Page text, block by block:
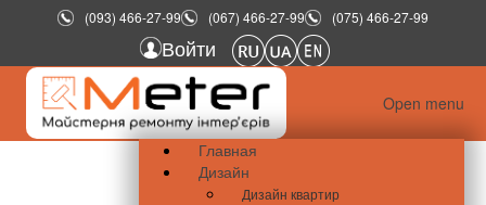
(093) 466-27-99 (067) 466-27-99 (075) 466-27-99
Войти
Open menu
Главная
Дизайн
Дизайн квартир